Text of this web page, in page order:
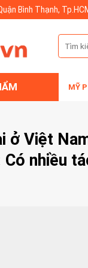
Bình Thạnh,
Tìm
kiếm:
MỸ
ở Việt
nhiều